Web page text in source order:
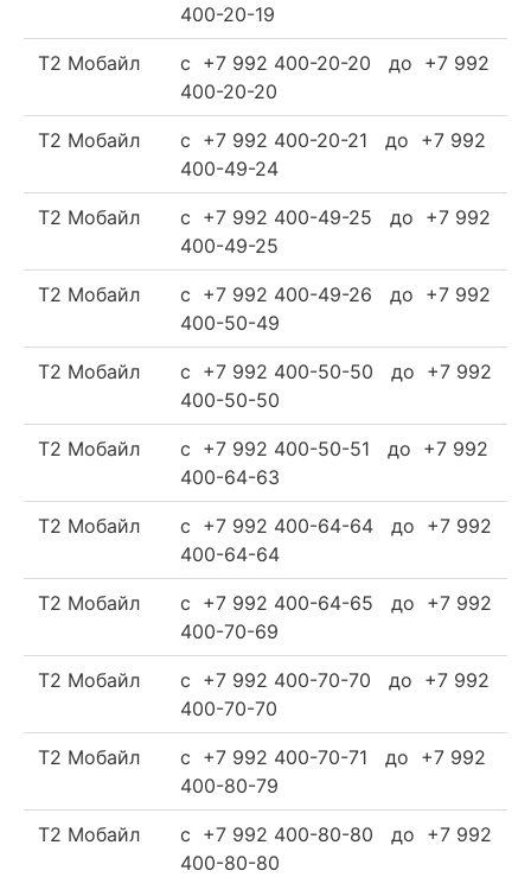
400-20-19
Т2 Мобайл
c +7 992 400-20-20 до +7 992
400-20-20
Т2 Мобайл
c +7 992 400-20-21 до +7 992
400-49-24
Т2 Мобайл
c +7 992 400-49-25 до +7 992
400-49-25
Т2 Мобайл
c +7 992 400-49-26 до +7 992
400-50-49
Т2 Мобайл
c +7 992 400-50-50 до +7 992
400-50-50
Т2 Мобайл
c +7 992 400-50-51 до +7 992
400-64-63
Т2 Мобайл
c +7 992 400-64-64 до +7 992
400-64-64
Т2 Мобайл
c +7 992 400-64-65 до +7 992
400-70-69
Т2 Мобайл
c +7 992 400-70-70 до +7 992
400-70-70
Т2 Мобайл
c +7 992 400-70-71 до +7 992
400-80-79
Т2 Мобайл
c +7 992 400-80-80 до +7 992
400-80-80